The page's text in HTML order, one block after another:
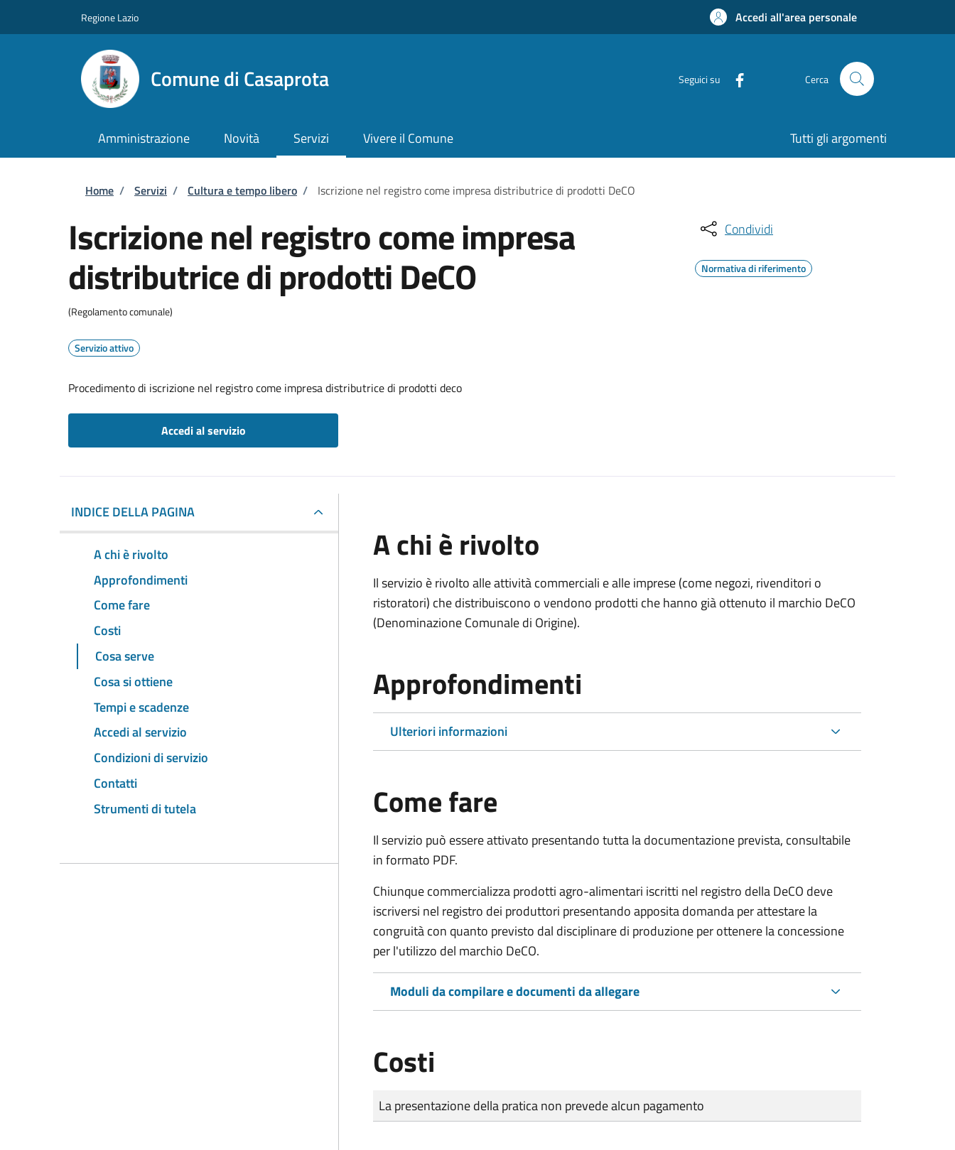
Regione Lazio Accedi all'area personale
Comune di Casaprota Seguici su Cerca
Amministrazione Novità Servizi Vivere il Comune Tutti gli argomenti
Briciole di pane
Home / Servizi / Cultura e tempo libero / Iscrizione nel registro come impresa distributrice di prodotti DeCO
Iscrizione nel registro come impresa
distributrice di prodotti DeCO
(Regolamento comunale)
Servizio attivo
Procedimento di iscrizione nel registro come impresa distributrice di prodotti deco
Accedi al servizio
Condividi
Normativa di riferimento
INDICE DELLA PAGINA
A chi è rivolto
Approfondimenti
Come fare
Costi
Cosa serve
Cosa si ottiene
Tempi e scadenze
Accedi al servizio
Condizioni di servizio
Contatti
Strumenti di tutela
A chi è rivolto
Il servizio è rivolto alle attività commerciali e alle imprese (come negozi, rivenditori o
ristoratori) che distribuiscono o vendono prodotti che hanno già ottenuto il marchio DeCO
(Denominazione Comunale di Origine).
Approfondimenti
Ulteriori informazioni
Come fare
Il servizio può essere attivato presentando tutta la documentazione prevista, consultabile
in formato PDF.
Chiunque commercializza prodotti agro-alimentari iscritti nel registro della DeCO deve
iscriversi nel registro dei produttori presentando apposita domanda per attestare la
congruità con quanto previsto dal disciplinare di produzione per ottenere la concessione
per l'utilizzo del marchio DeCO.
Moduli da compilare e documenti da allegare
Costi
Tipo di pagamento
Importo
La presentazione della pratica non prevede alcun pagamento